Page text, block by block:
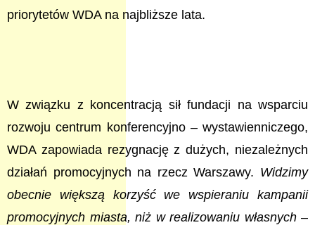
priorytetów WDA na najbliższe lata.
W związku z koncentracją sił fundacji na wsparciu
rozwoju centrum konferencyjno – wystawienniczego,
WDA zapowiada rezygnację z dużych, niezależnych
działań promocyjnych na rzecz Warszawy. Widzimy
obecnie większą korzyść we wspieraniu kampanii
promocyjnych miasta, niż w realizowaniu własnych–